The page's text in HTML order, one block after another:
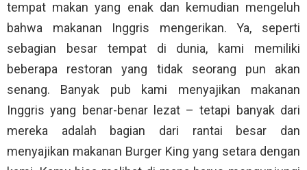
tempat makan yang enak dan kemudian mengeluh
bahwa makanan Inggris mengerikan. Ya, seperti
sebagian besar tempat di dunia, kami memiliki
beberapa restoran yang tidak seorang pun akan
senang. Banyak pub kami menyajikan makanan
Inggris yang benar-benar lezat – tetapi banyak dari
mereka adalah bagian dari rantai besar dan
menyajikan makanan Burger King yang setara dengan